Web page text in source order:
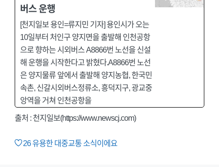
버스 운행
[천지일보 용인=류지민 기자] 용인시가 오는
10일부터 처인구 양지면을 출발해 인천공항
으로 향하는 시외버스 A8866번 노선을 신설
해 운행을 시작한다고 밝혔다.A8866번 노선
은 양지물류 앞에서 출발해 양지농협, 한국민
속촌, 신갈시외버스정류소, 흥덕지구, 광교중
앙역을 거쳐 인천공항을
출처 : 천지일보(https://www.newscj.com)
26유용한 대중교통 소식이에요